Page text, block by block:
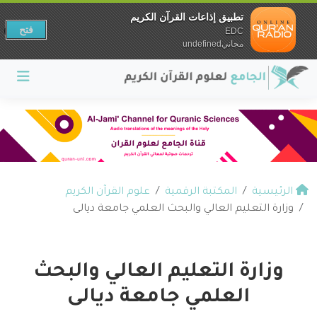
الرئيسية المكتبة الرقمية
علوم القرآن الكريم
وزارة التعليم العالي والبحث العلمي جامعة ديالى
وزارة التعليم العالي والبحث
العلمي جامعة ديالى
تطبيق إذاعات القرآن الكريم
EDC
مجانيundefined
فتح